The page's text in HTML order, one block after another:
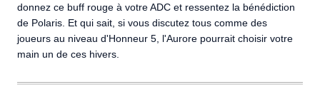
donnez ce buff rouge à votre ADC et ressentez la bénédiction
de Polaris. Et qui sait, si vous discutez tous comme des
joueurs au niveau d'Honneur 5, l'Aurore pourrait choisir votre
main un de ces hivers.